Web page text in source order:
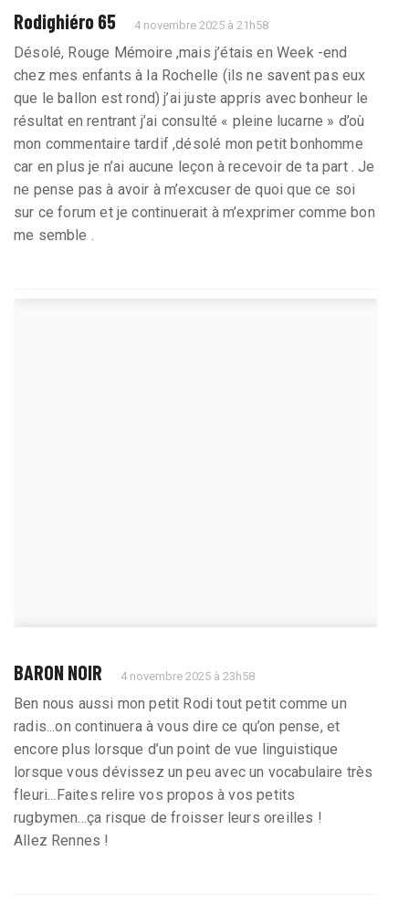
Rodighiéro 65 4 novembre 2025 à 21h58
Désolé, Rouge Mémoire ,mais j’étais en Week -end
chez mes enfants à la Rochelle (ils ne savent pas eux
que le ballon est rond) j’ai juste appris avec bonheur le
résultat en rentrant j’ai consulté « pleine lucarne » d’où
mon commentaire tardif ,désolé mon petit bonhomme
car en plus je n’ai aucune leçon à recevoir de ta part . Je
ne pense pas à avoir à m’excuser de quoi que ce soi
sur ce forum et je continuerait à m’exprimer comme bon
me semble .
BARON NOIR 4 novembre 2025 à 23h58
Ben nous aussi mon petit Rodi tout petit comme un
radis...on continuera à vous dire ce qu’on pense, et
encore plus lorsque d’un point de vue linguistique
lorsque vous dévissez un peu avec un vocabulaire très
fleuri...Faites relire vos propos à vos petits
rugbymen...ça risque de froisser leurs oreilles !
Allez Rennes !